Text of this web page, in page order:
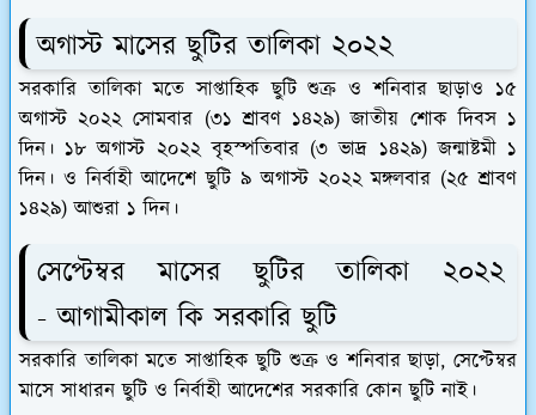
অগাস্ট মাসের ছুটির তালিকা ২০২২
সরকারি তালিকা মতে সাপ্তাহিক ছুটি শুক্র ও শনিবার ছাড়াও ১৫
অগাস্ট ২০২২ সোমবার (৩১ শ্রাবণ ১৪২৯) জাতীয় শোক দিবস ১
দিন। ১৮ অগাস্ট ২০২২ বৃহস্পতিবার (৩ ভাদ্র ১৪২৯) জন্মাষ্টমী ১
দিন। ও নির্বাহী আদেশে ছুটি ৯ অগাস্ট ২০২২ মঙ্গলবার (২৫ শ্রাবণ
১৪২৯) আশুরা ১ দিন।
সেপ্টেম্বর মাসের ছুটির তালিকা ২০২২
- আগামীকাল কি সরকারি ছুটি
সরকারি তালিকা মতে সাপ্তাহিক ছুটি শুক্র ও শনিবার ছাড়া, সেপ্টেম্বর
মাসে সাধারন ছুটি ও নির্বাহী আদেশের সরকারি কোন ছুটি নাই।